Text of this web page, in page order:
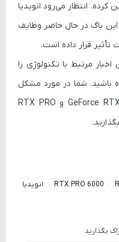
کرده. انتظار می‌رود انویدیا
باگ در حال حاضر وظایف
قرار داده است.
اخبار مرتبط با تکنولوژی را
باشید. شما در مورد مشکل
GeForce و RTX PRO
RTX PRO 6000
انویدیا
بگذارید